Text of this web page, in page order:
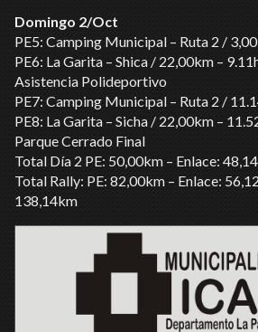
Domingo 2/Oct
PE5: Camping Municipal – Ruta 2 /
PE6: La Garita – Shica / 22,00km –
Asistencia Polideportivo
PE7: Camping Municipal – Ruta 2 /
PE8: La Garita – Sicha / 22,00km –
Parque Cerrado Final
Total Día 2 PE: 50,00km – Enlace:
Total Rally: PE: 82,00km – Enlace:
138,14km